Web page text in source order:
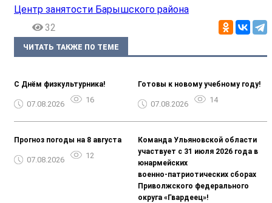
Центр занятости Барышского района
32
ЧИТАТЬ ТАКЖЕ ПО ТЕМЕ
С Днём физкультурника!
07.08.2026 16
Готовы к новому учебному году!
07.08.2026 14
Прогноз погоды на 8 августа
07.08.2026 12
Команда Ульяновской области
участвует с 31 июля 2026 года в
юнармейских
военно‑патриотических сборах
Приволжского федерального
округа «Гвардеец»!